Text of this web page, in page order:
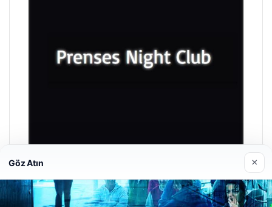
Prenses Night Club
Göz Atın ×